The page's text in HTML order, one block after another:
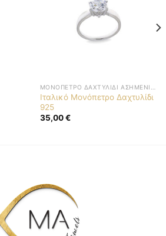
Ιταλικό Μονόπετρο Δαχτυλίδι
925
35,00€